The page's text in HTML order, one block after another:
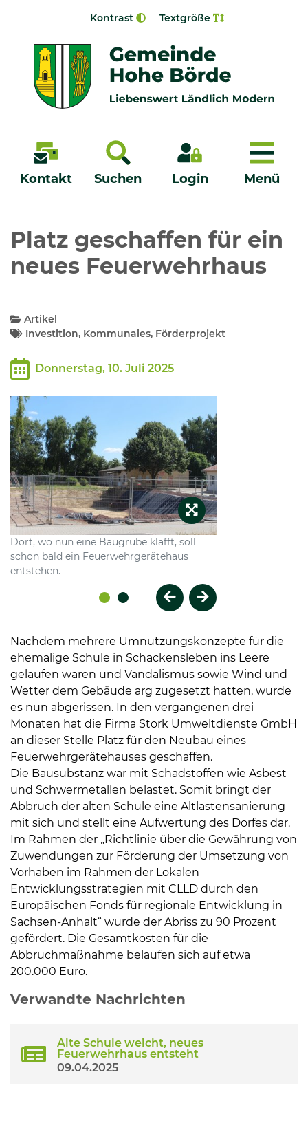
Kontrast Textgröße
Kontakt Suchen Login Menü
Menü
Bürgerservice - Onlinedienste
Wirtschaft, Bauen, Verkehr
Tourismus, Freizeit, Dorfleben
Ehrenamt und Engagement
Platz geschaffen für ein
neues Feuerwehrhaus
Artikel
Investition, Kommunales, Förderprojekt
Donnerstag, 10. Juli 2025
Dort, wo nun eine Baugrube klafft, soll
schon bald ein Feuerwehrgerätehaus
entstehen.
Vorheriges Element
Nächstes Element
Nachdem mehrere Umnutzungskonzepte für die
ehemalige Schule in Schackensleben ins Leere
gelaufen waren und Vandalismus sowie Wind und
Wetter dem Gebäude arg zugesetzt hatten, wurde
es nun abgerissen. In den vergangenen drei
Monaten hat die Firma Stork Umweltdienste GmbH
an dieser Stelle Platz für den Neubau eines
Feuerwehrgerätehauses geschaffen.
Die Bausubstanz war mit Schadstoffen wie Asbest
und Schwermetallen belastet. Somit bringt der
Abbruch der alten Schule eine Altlastensanierung
mit sich und stellt eine Aufwertung des Dorfes dar.
Im Rahmen der „Richtlinie über die Gewährung von
Zuwendungen zur Förderung der Umsetzung von
Vorhaben im Rahmen der Lokalen
Entwicklungsstrategien mit CLLD durch den
Europäischen Fonds für regionale Entwicklung in
Sachsen-Anhalt“ wurde der Abriss zu 90 Prozent
gefördert. Die Gesamtkosten für die
Abbruchmaßnahme belaufen sich auf etwa
200.000 Euro.
Verwandte Nachrichten
Alte Schule weicht, neues
Feuerwehrhaus entsteht
09.04.2025